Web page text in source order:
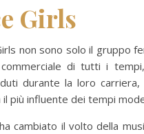
Girls
non sono solo il gruppo
commerciale di tutti i
durante la loro
il più influente dei tempi
cambiato il volto della